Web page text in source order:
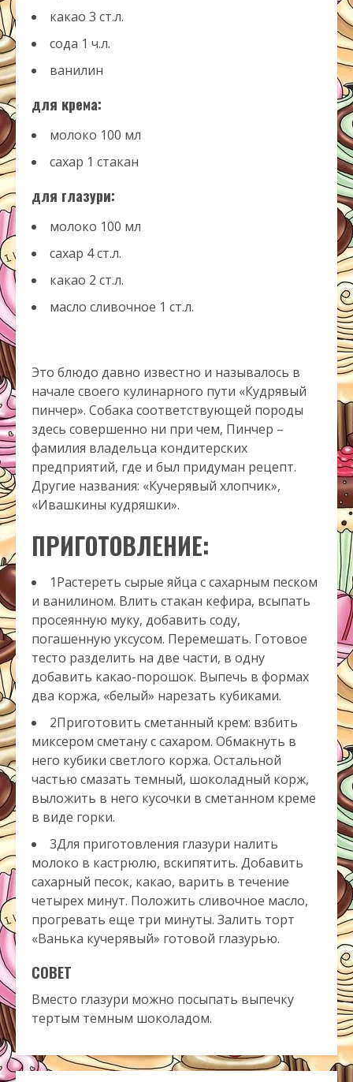
какао 3 ст.л.
сода 1 ч.л.
ванилин
для крема:
молоко 100 мл
сахар 1 стакан
для глазури:
молоко 100 мл
сахар 4ст.л.
какао 2 ст.л.
масло сливочное 1 ст.л.
Это блюдо давно известно и называлось в
начале своего кулинарного пути «Кудрявый
пинчер». Собака соответствующей породы
здесь совершенно ни при чем, Пинчер –
фамилия владельца кондитерских
предприятий, где и был придуман рецепт.
Другие названия: «Кучерявый хлопчик»,
«Ивашкины кудряшки».
ПРИГОТОВЛЕНИЕ:
1Растереть сырые яйца с сахарным песком
и ванилином. Влить стакан кефира, всыпать
просеянную муку, добавить соду,
погашенную уксусом. Перемешать. Готовое
тесто разделить на две части, в одну
добавить какао-порошок. Выпечь в формах
два коржа, «белый» нарезать кубиками.
2Приготовить сметанный крем: взбить
миксером сметану с сахаром. Обмакнуть в
него кубики светлого коржа. Остальной
частью смазать темный, шоколадный корж,
выложить в него кусочки в сметанном креме
в виде горки.
3Для приготовления глазури налить
молоко в кастрюлю, вскипятить. Добавить
сахарный песок, какао, варить в течение
четырех минут. Положить сливочное масло,
прогревать еще три минуты. Залить торт
«Ванька кучерявый» готовой глазурью.
СОВЕТ
Вместо глазури можно посыпать выпечку
тертым темным шоколадом.